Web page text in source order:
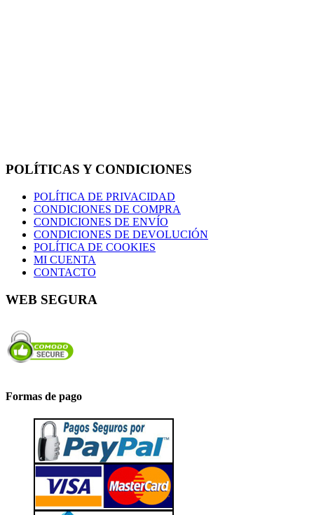
POLÍTICAS Y CONDICIONES
POLÍTICA DE PRIVACIDAD
CONDICIONES DE COMPRA
CONDICIONES DE ENVÍO
CONDICIONES DE DEVOLUCIÓN
POLÍTICA DE COOKIES
MI CUENTA
CONTACTO
WEB SEGURA
Formas de pago